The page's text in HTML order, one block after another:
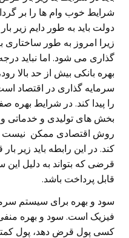
شرایط خوب وام ها را بر
دولت باید به طور دایم زیر
زیرا امروز به طور ساختاری
گذاری می شود. اما نباید
بهره بانکی بیش از حد بالا
سرمایه گذاری در اقتصاد
را پیدا کند. در شرایط بهره
بخش های تولیدی و خدماتی
روش اقتصادی ممکن نیست و
کند. در این رابطه باید زیر
قرضی که بتواند به دلیل این
قابل پرداخت باشد.
سود و بهره برای سیستم
فیزیک است. سود و بهره
کسی‌ پول قرض دهد، پول